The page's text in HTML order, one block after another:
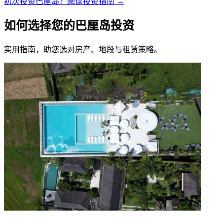
如何选择您的巴厘岛投资
实用指南，助您选对房产、地段与租赁策略。